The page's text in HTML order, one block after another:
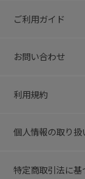
ご利用ガイド
お問い合わせ
利用規約
個人情報の取り扱
特定商取引法に基